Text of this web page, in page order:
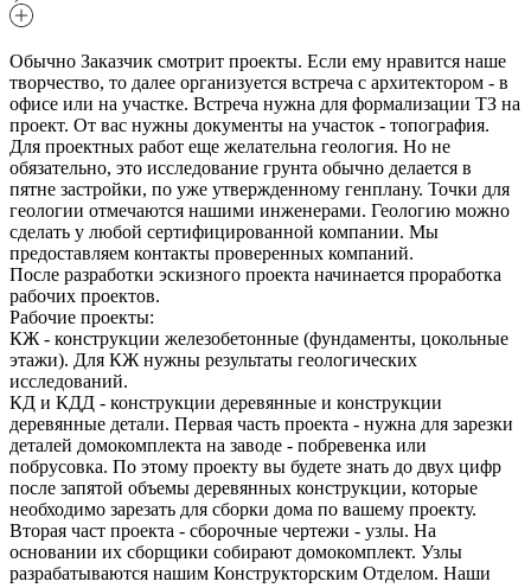
Обычно Заказчик смотрит проекты. Если ему нравится наше
творчество, то далее организуется встреча с архитектором - в
офисе или на участке. Встреча нужна для формализации ТЗ на
проект. От вас нужны документы на участок - топография.
Для проектных работ еще желательна геология. Но не
обязательно, это исследование грунта обычно делается в
пятне застройки, по уже утвержденному генплану. Точки для
геологии отмечаются нашими инженерами. Геологию можно
сделать у любой сертифицированной компании. Мы
предоставляем контакты проверенных компаний.
После разработки эскизного проекта начинается проработка
рабочих проектов.
Рабочие проекты:
КЖ - конструкции железобетонные (фундаменты, цокольные
этажи). Для КЖ нужны результаты геологических
исследований.
КД и КДД - конструкции деревянные и конструкции
деревянные детали. Первая часть проекта - нужна для зарезки
деталей домокомплекта на заводе - побревенка или
побрусовка. По этому проекту вы будете знать до двух цифр
после запятой объемы деревянных конструкции, которые
необходимо зарезать для сборки дома по вашему проекту.
Вторая част проекта - сборочные чертежи - узлы. На
основании их сборщики собирают домокомплект. Узлы
разрабатываются нашим Конструкторским Отделом. Наши